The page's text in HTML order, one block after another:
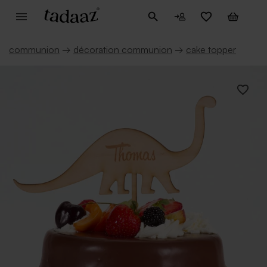
communion → décoration communion → cake topper